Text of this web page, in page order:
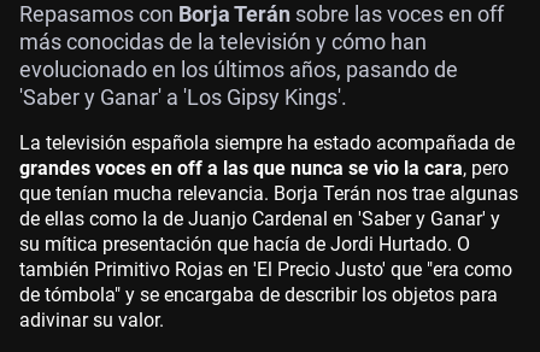
Repasamos con Borja Terán sobre las voces en off
más conocidas de la televisión y cómo han
evolucionado en los últimos años, pasando de
'Saber y Ganar' a 'Los Gipsy Kings'.
La televisión española siempre ha estado acompañada de
grandes voces en off a las que nunca se vio la cara, pero
que tenían mucha relevancia. Borja Terán nos trae algunas
de ellas como la de Juanjo Cardenal en 'Saber y Ganar' y
su mítica presentación que hacía de Jordi Hurtado. O
también Primitivo Rojas en 'El Precio Justo' que "era como
de tómbola" y se encargaba de describir los objetos para
adivinar su valor.